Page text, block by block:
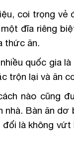
coi trọng vẻ
đĩa riêng
thức ăn.
quốc gia
trộn lại và ăn
nào cũng
Bàn ăn
là không